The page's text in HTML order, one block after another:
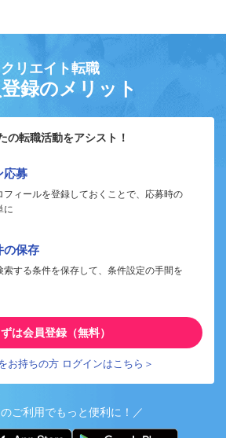
クリエイト転職
録のメリット
の転職活動をアシスト！
応募
フィールを登録しておくことで、応募時の
に
の保存
索する条件を保存して、条件設定の手間を
は会員登録（無料）
お持ちの方 ログインはこちら＞
ご利用でもっと便利に！／